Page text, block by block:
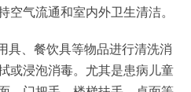
气流通和室内外卫生清洁。
具、餐饮具等物品进行清洗消
或浸泡消毒。尤其是患病儿童